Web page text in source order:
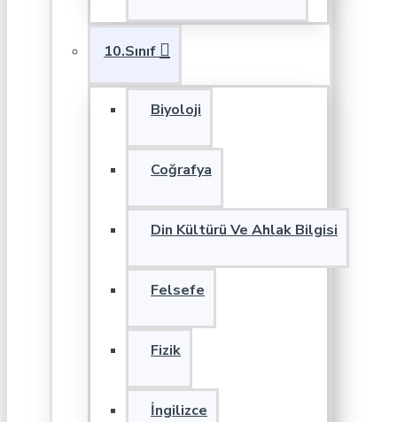
10.Sınıf
Biyoloji
Coğrafya
Din Kültürü Ve Ahlak Bilgisi
Felsefe
Fizik
İngilizce